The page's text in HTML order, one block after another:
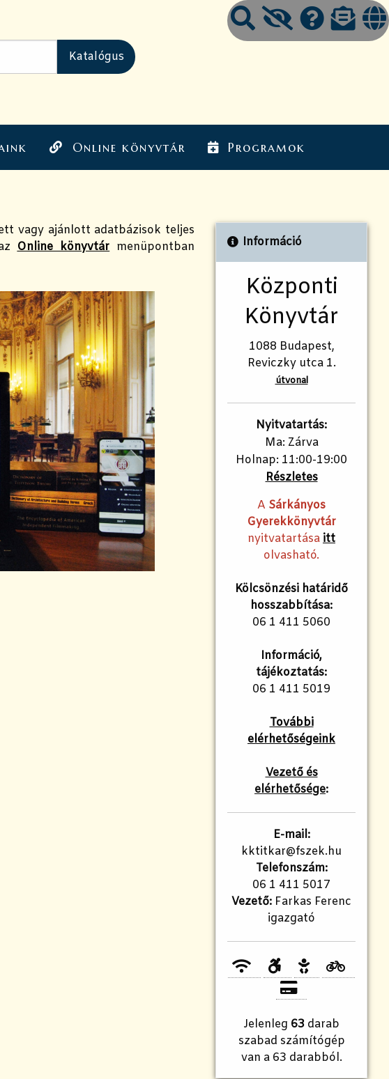
Online könyvtár Programok
vagy ajánlott adatbázisok teljes
Online könyvtármenüpontban
Információ
Központi
Könyvtár
1088 Budapest,
Reviczky utca 1.
útvonal
Nyitvatartás:
Ma: Zárva
Holnap: 11:00-19:00
Részletes
A Sárkányos
Gyerekkönyvtár
nyitvatartásaitt
olvasható.
Kölcsönzési határidő
hosszabbítása:
06 1 411 5060
Információ,
tájékoztatás:
06 1 411 5019
További
elérhetőségeink
Vezető és
elérhetősége:
E-mail:
kktitkar@fszek.hu
Telefonszám:
06 1 411 5017
Vezető: Farkas Ferenc
igazgató
Jelenleg 63 darab
szabad számítógép
van a 63 darabból.